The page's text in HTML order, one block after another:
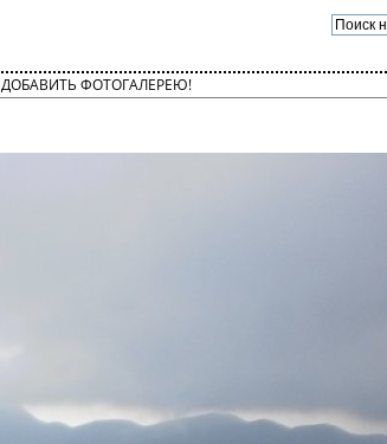
ДОБАВИТЬ ФОТОГАЛЕРЕЮ!